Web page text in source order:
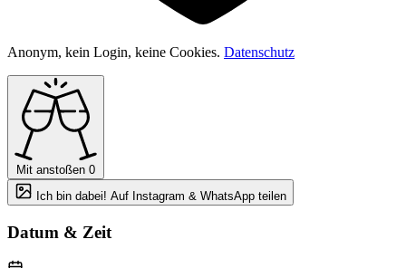
Anonym, kein Login, keine Cookies. Datenschutz
Mit anstoßen 0
Ich bin dabei! Auf Instagram & WhatsApp teilen
Datum & Zeit